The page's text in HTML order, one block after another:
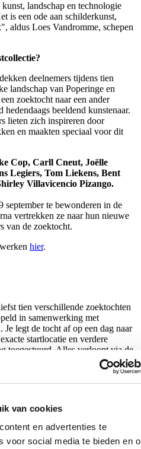
van cookies
en advertenties te
voor social media te bieden en
landschap en technologie
is een ode aan schilderkunst,
aldus Loes Vandromme, schepen
deelnemers tijdens tien
landschap van Poperinge en
zoektocht naar een ander
beeldend kunstenaar.
lieten zich inspireren door
en maakten speciaal voor dit
Cop, Carll Cneut, Joëlle
Legiers, Tom Liekens, Bent
Villavicencio Pizango.
te bewonderen in de
vertrekken ze naar hun nieuwe
van de zoektocht.
hier.
tien verschillende zoektochten
in samenwerking met
legt de tocht af op een dag naar
startlocatie en verdere
toegestuurd. Alles verloopt via de
flexibel en zelfstandig
€ 10 per zoektocht. Vanaf 12
12.